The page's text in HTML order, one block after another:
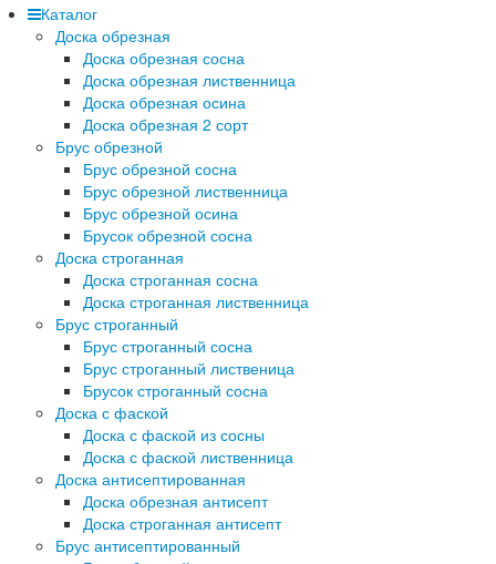
Каталог
Доска обрезная
Доска обрезная сосна
Доска обрезная лиственница
Доска обрезная осина
Доска обрезная 2 сорт
Брус обрезной
Брус обрезной сосна
Брус обрезной лиственница
Брус обрезной осина
Брусок обрезной сосна
Доска строганная
Доска строганная сосна
Доска строганная лиственница
Брус строганный
Брус строганный сосна
Брус строганный лиственица
Брусок строганный сосна
Доска с фаской
Доска с фаской из сосны
Доска с фаской лиственница
Доска антисептированная
Доска обрезная антисепт
Доска строганная антисепт
Брус антисептированный